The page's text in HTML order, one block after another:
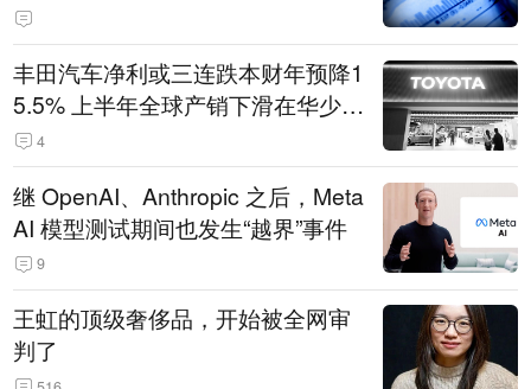
丰田汽车净利或三连跌本财年预降1
5.5% 上半年全球产销下滑在华少卖
14.3万辆
4
继 OpenAI、Anthropic 之后，Meta
AI 模型测试期间也发生“越界”事件
9
王虹的顶级奢侈品，开始被全网审
判了